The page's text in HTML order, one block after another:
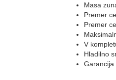
Masa
Premer
Premer
V
Hladilno
Garancija